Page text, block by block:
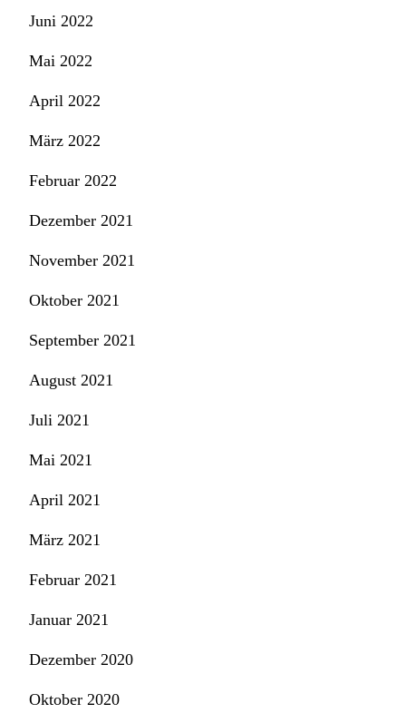
Juni 2022
Mai 2022
April 2022
März 2022
Februar 2022
Dezember 2021
November 2021
Oktober 2021
September 2021
August 2021
Juli 2021
Mai 2021
April 2021
März 2021
Februar 2021
Januar 2021
Dezember 2020
Oktober 2020